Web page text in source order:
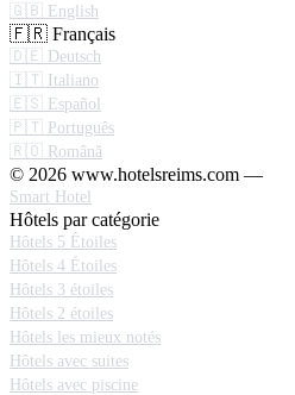
🇬🇧 English
🇫🇷 Français
🇩🇪 Deutsch
🇮🇹 Italiano
🇪🇸 Español
🇵🇹 Português
🇷🇴 Română
© 2026 www.hotelsreims.com —
Smart Hotel
Hôtels par catégorie
Hôtels 5 Étoiles
Hôtels 4 Étoiles
Hôtels 3 étoiles
Hôtels 2 étoiles
Hôtels les mieux notés
Hôtels avec suites
Hôtels avec piscine